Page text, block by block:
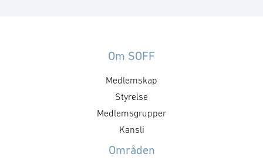
amerikanska marknaden,
samt utställningar och aktiviteter.
Under medlemsgruppens tredje
möte kommer AUSA särskilt att
diskuteras. För mer information,
om föreningens arbete med …
Om SOFF
Medlemskap
Styrelse
Medlemsgrupper
Kansli
Områden